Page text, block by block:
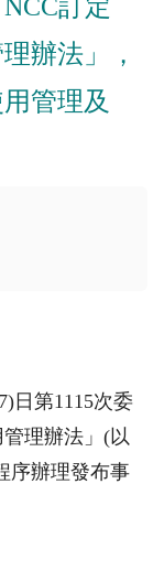
訂定
辦法」，
管理及
日第1115次委
理辦法」(以
序辦理發布事